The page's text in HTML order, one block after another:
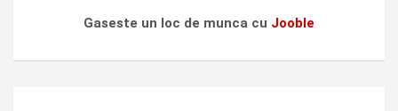
Gaseste un loc de munca cu Jooble